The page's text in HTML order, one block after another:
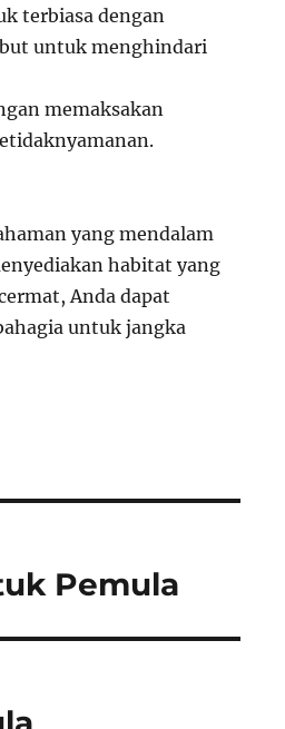
terbiasa dengan
untuk menghindari
memaksakan
yang mendalam
habitat yang
Anda dapat
untuk jangka
Pemula